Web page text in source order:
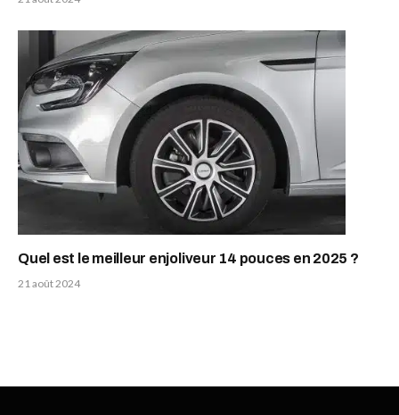
Quel est le meilleur enjoliveur 14 pouces en 2025 ?
21 août 2024